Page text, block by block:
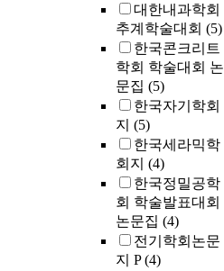
대한내과학회
추계학술대회 (5)
한국콘크리트
학회 학술대회 논
문집 (5)
한국자기학회
지 (5)
한국세라믹학
회지 (4)
한국정밀공학
회 학술발표대회
논문집 (4)
전기학회논문
지 P(4)